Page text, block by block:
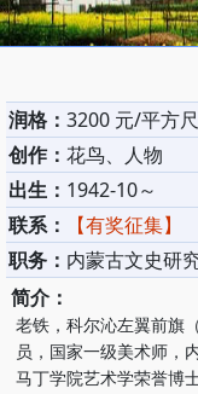
润格： 3200 元/平方尺
创作： 花鸟、人物
出生： 1942-10～
联系：
【有奖征集】
职务： 内蒙古文史研
简介：
老铁，科尔沁左翼前旗
员，国家一级美术师，
马丁学院艺术学荣誉博